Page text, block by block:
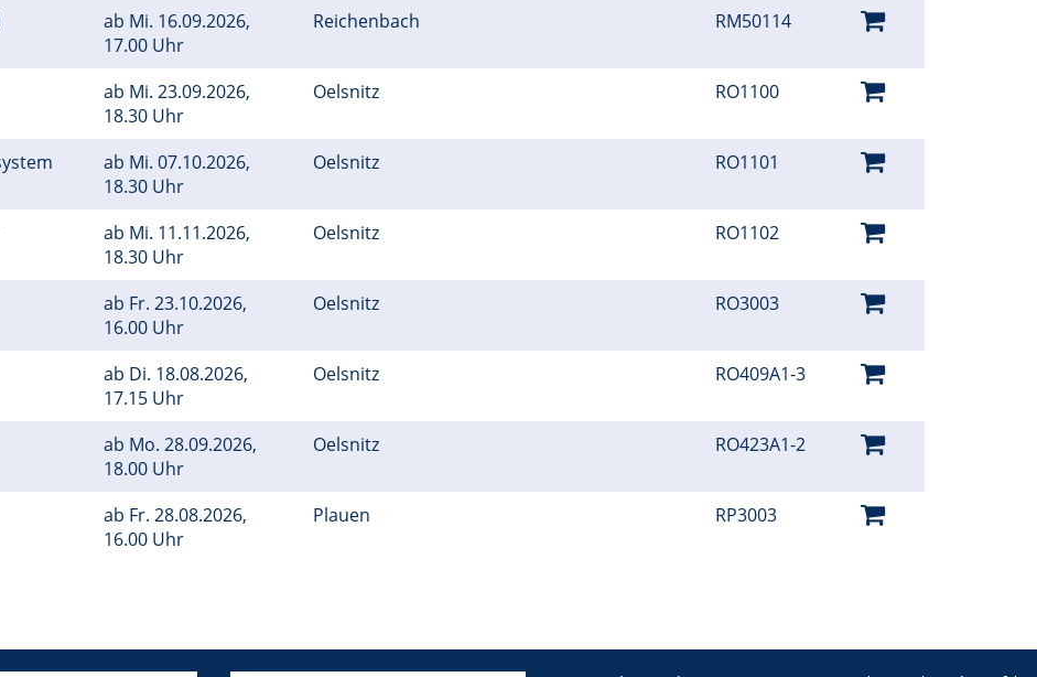
ab Mi. 16.09.2026,
17.00 Uhr
Reichenbach RM50114
ab Mi. 23.09.2026,
18.30 Uhr
Oelsnitz RO1100
ab Mi. 07.10.2026,
18.30 Uhr
Oelsnitz RO1101
ab Mi. 11.11.2026,
18.30 Uhr
Oelsnitz RO1102
ab Fr. 23.10.2026,
16.00 Uhr
Oelsnitz RO3003
ab Di. 18.08.2026,
17.15 Uhr
Oelsnitz RO409A1-3
ab Mo. 28.09.2026,
18.00 Uhr
Oelsnitz RO423A1-2
ab Fr. 28.08.2026,
16.00 Uhr
Plauen RP3003